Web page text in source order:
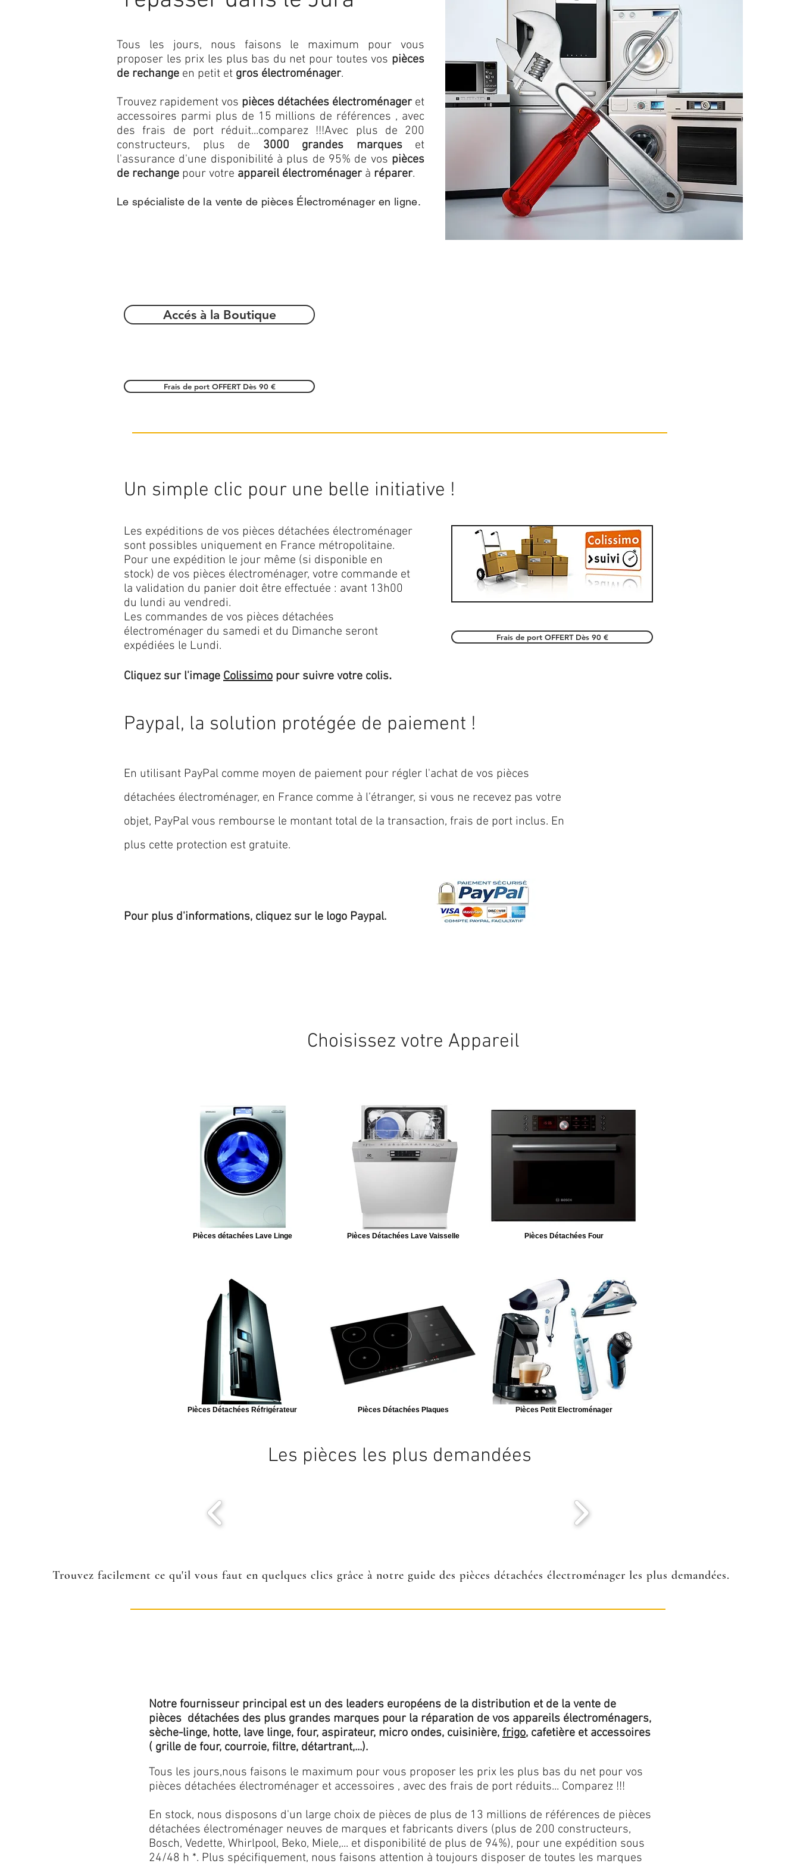
Tous les jours, nous faisons le maximum pour vous
proposer les prix les plus bas du net pour toutes vos pièces
de rechange en petit et gros électroménager.
Trouvez rapidement vos pièces détachées électroménageret
accessoires parmi plus de 15 millions de références , avec
des frais de port réduit...comparez !!!Avec plus de 200
constructeurs, plus de 3000 grandes marqueset
l'assurance d'une disponibilité à plus de 95% de vos pièces
de rechange pour votre appareil électroménagerà réparer.
Le spécialiste de la vente de pièces Électroménager en ligne.
Accés à la Boutique
Frais de port OFFERT Dès 90 €
Un simple clic pour une belle initiative !
Les expéditions de vos pièces détachées électroménager
sont possibles uniquement en France métropolitaine.
Pour une expédition le jour même (si disponible en
stock) de vos pièces électroménager, votre commande et
la validation du panier doit être effectuée : avant 13h00
du lundi au vendredi.
Les commandes de vos pièces détachées
électroménager du samedi et du Dimanche seront
expédiées le Lundi.
Cliquez sur l'image Colissimo pour suivre votre colis.
Frais de port OFFERT Dès 90 €
Paypal, la solution protégée de paiement !
En utilisant PayPal comme moyen de paiement pour régler l'achat de vos pièces
détachées électroménager, en France comme à l’étranger, si vous ne recevez pas votre
objet, PayPal vous rembourse le montant total de la transaction, frais de port inclus. En
plus cette protection est gratuite.
Pour plus d'informations, cliquez sur le logo Paypal.
Choisissez votre Appareil
Pièces détachées Lave Linge Pièces Détachées Lave Vaisselle Pièces Détachées Four
Pièces Détachées Réfrigérateur Pièces Détachées Plaques Pièces Petit Electroménager
Les pièces les plus demandées
Trouvez facilement ce qu'il vous faut en quelques clics grâce à notre guide des pièces détachées électroménager les plus demandées.
Notre fournisseur principal est un des leaders européens de la distribution et de la vente de
pièces détachées des plus grandes marques pour la réparation de vos appareils électroménagers,
sèche-linge, hotte, lave linge, four, aspirateur, micro ondes, cuisinière, frigo, cafetière et accessoires
( grille de four, courroie, filtre, détartrant,...).
Tous les jours,nous faisons le maximum pour vous proposer les prix les plus bas du net pour vos
pièces détachées électroménager et accessoires , avec des frais de port réduits... Comparez !!!
En stock, nous disposons d'un large choix de pièces de plus de 13 millions de références de pièces
détachées électroménager neuves de marques et fabricants divers (plus de 200 constructeurs,
Bosch, Vedette, Whirlpool, Beko, Miele,... et disponibilité de plus de 94%), pour une expédition sous
24/48 h *. Plus spécifiquement, nous faisons attention à toujours disposer de toutes les marques